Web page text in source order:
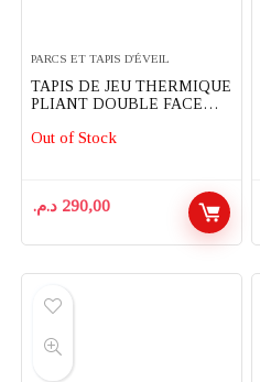
PARCS ET TAPIS D'ÉVEIL
TAPIS DE JEU THERMIQUE
PLIANT DOUBLE FACE
CM
Out of Stock
290,00 د.م.